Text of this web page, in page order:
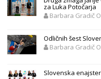
za Luka Potočarja
Barbara Gradič
Odličnih šest
Barbara Gradič
Slovenska